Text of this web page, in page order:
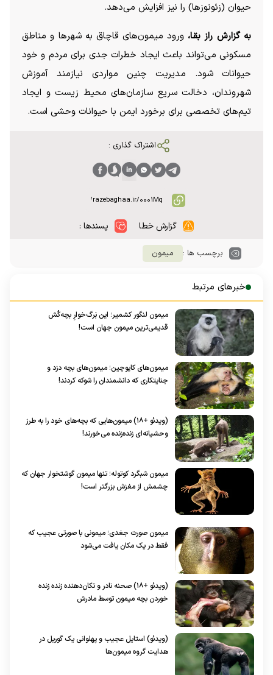
حیوان (زئونوزها) را نیز افزایش می‌دهد.
به گزارش راز بقا، ورود میمون‌های قاچاق به شهر‌ها و مناطق
مسکونی می‌تواند باعث ایجاد خطرات جدی برای مردم و خود
حیوانات شود. مدیریت چنین مواردی نیازمند آموزش
شهروندان، دخالت سریع سازمان‌های محیط زیست و ایجاد
تیم‌های تخصصی برای برخورد ایمن با حیوانات وحشی است.
اشتراک گذاری :
گزارش خطا پسندها :
برچسب ها : میمون
خبرهای مرتبط
میمون لنگور کشمیر؛ این بَرگ‌خوارِ بچه‌کُش
قدیمی‌ترین میمون جهان است!
میمون‌های کاپوچین؛ میمون‌های بچه دزد و
جنایتکاری که دانشمندان را شوکه کردند!
(ویدئو +۱۸) میمون‌هایی که بچه‌های خود را به طرز
وحشیانه‌ای زنده‌زنده می‌خورند!
میمون شبگرد کوتوله؛ تنها میمون گوشتخوار جهان که
چشمش از مغزش بزرگتر است!
میمون صورت جغدی؛ میمونی با صورتی عجیب که
فقط در یک مکان یافت می‌شود
(ویدئو +۱۸) صحنه نادر و تکان‌دهنده زنده زنده
خوردن بچه میمون توسط مادرش
(ویدئو) استایل عجیب و پهلوانی یک گوریل در
هدایت گروه میمون‌ها